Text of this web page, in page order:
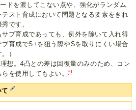
ドを渡してこない点や、強化がランダム
スト育成において問題となる要素をきれ
です。
サブ育成であっても、例外を除いて入れ得
ブ育成でS+を狙う際やSを取りにくい場合
）
想。4凸との差は回復量のみのため、コン
を使用してもよい。*1
て